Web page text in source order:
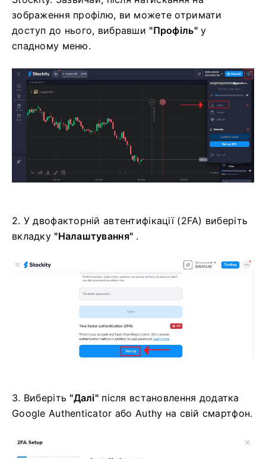
зображення профілю, ви можете отримати
доступ до нього, вибравши "Профіль"у
спадному меню.
2. У двофакторній автентифікації (2FA) виберіть
вкладку "Налаштування" .
3. Виберіть "Далі" після встановлення додатка
Google Authenticator або Authy на свій смартфон.